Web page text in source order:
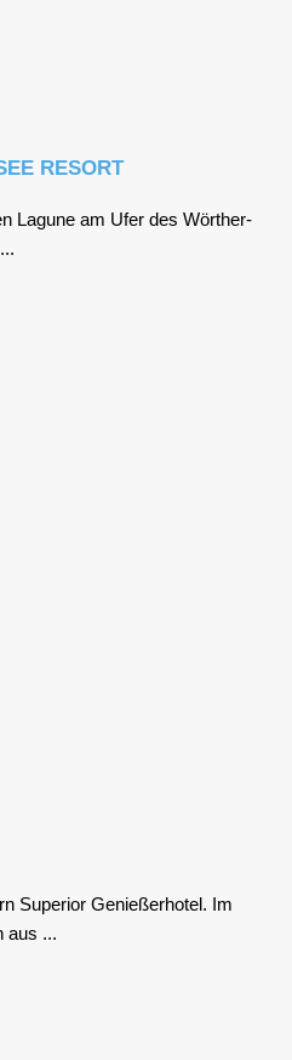
RESORT
Lagu­ne am Ufer des Wör­ther­
Supe­ri­or Genie­ßer­ho­tel. Im
aus ...